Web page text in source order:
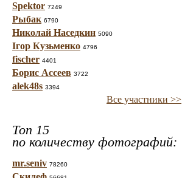
Spektor 7249
Рыбак 6790
Николай Наседкин 5090
Ігор Кузьменко 4796
fischer 4401
Борис Ассеев 3722
alek48s 3394
Все участники >>
Топ 15
по количеству фотографий:
mr.seniv 78260